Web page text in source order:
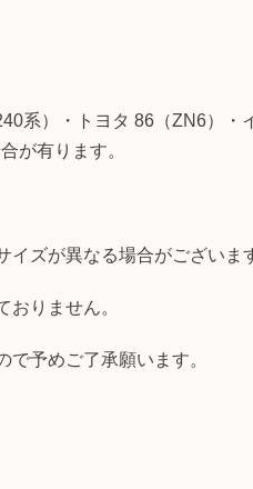
系）・トヨタ 86（ZN6）・
が有ります。
ズが異なる場合がございま
りません。
予めご了承願います。